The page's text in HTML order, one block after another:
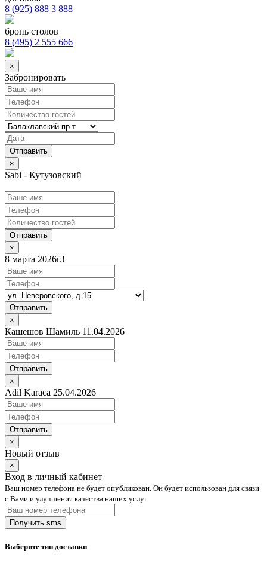
8 (925) 888 3 888
бронь столов
8 (495) 2 555 666
×
Забронировать
×
Sabi - Кутузовский
Отправить
×
8 марта 2026г.!
Отправить
×
Кашешов Шамиль 11.04.2026
Отправить
×
Adil Karaca 25.04.2026
Отправить
×
Новый отзыв
×
Вход в личный кабинет
Ваш номер телефона не будет опубликован. Он будет использован для связи
с Вами и улучшения качества наших услуг
Выберите тип доставки